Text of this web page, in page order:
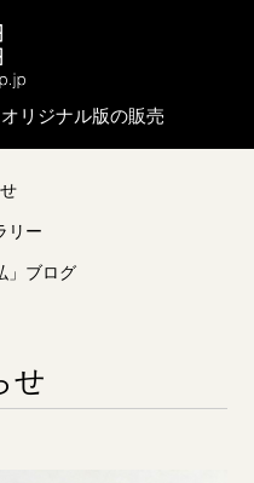
リジナル版の販売
リー
」ブログ
せ